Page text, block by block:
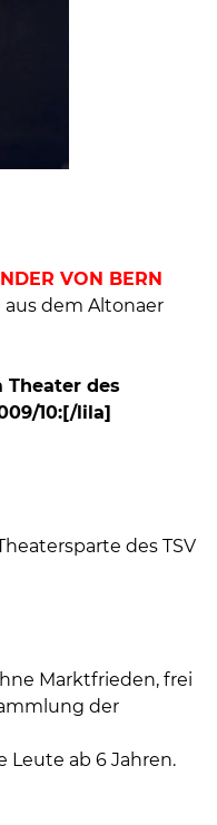
VON BERN
aus dem Altonaer
des
10:[/lila]
des TSV
Marktfrieden, frei
der
Leute ab 6 Jahren.